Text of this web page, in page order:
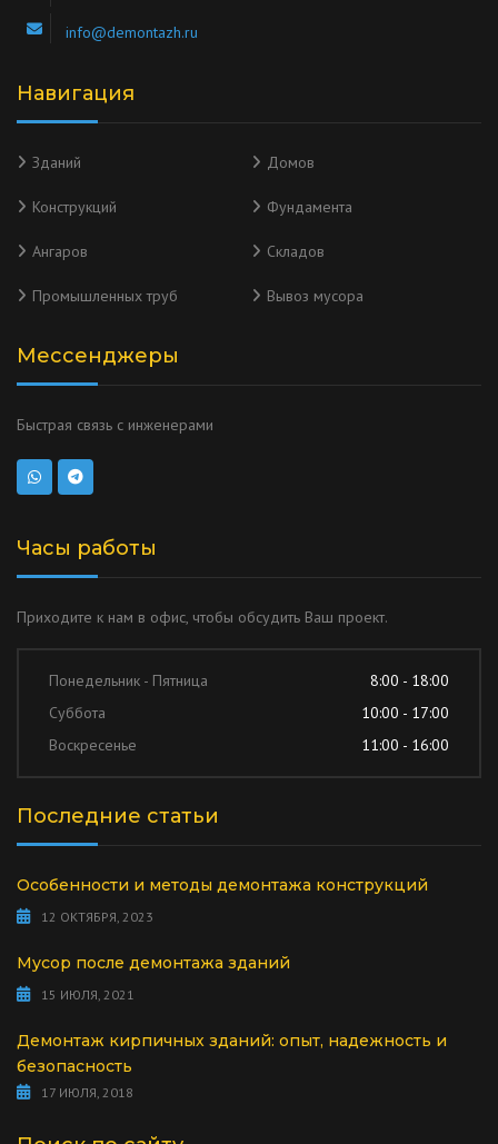
info@demontazh.ru
Навигация
Зданий Домов
Конструкций Фундамента
Ангаров Складов
Промышленных труб Вывоз мусора
Мессенджеры
Быстрая связь с инженерами
Часы работы
Приходите к нам в офис, чтобы обсудить Ваш проект.
Понедельник - Пятница
8:00 - 18:00
Суббота
10:00 - 17:00
Воскресенье
11:00 - 16:00
Последние статьи
Особенности и методы демонтажа конструкций
12 ОКТЯБРЯ, 2023
Мусор после демонтажа зданий
15 ИЮЛЯ, 2021
Демонтаж кирпичных зданий: опыт, надежность и
безопасность
17 ИЮЛЯ, 2018